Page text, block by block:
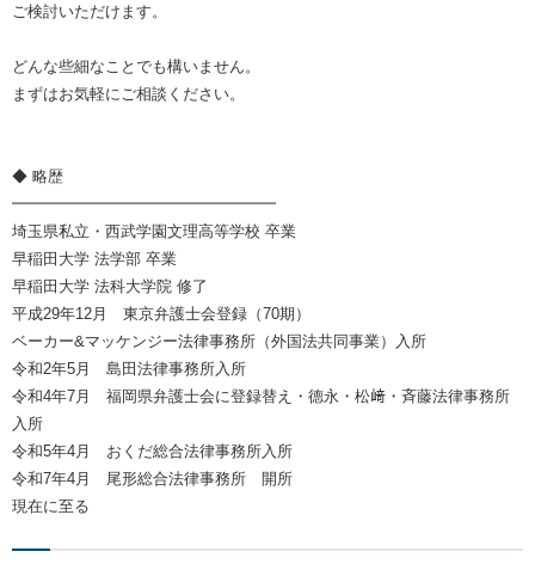
ご検討いただけます。
どんな些細なことでも構いません。
まずはお気軽にご相談ください。
◆ 略歴
━━━━━━━━━━━━━━━━━
埼玉県私立・西武学園文理高等学校 卒業
早稲田大学 法学部 卒業
早稲田大学 法科大学院 修了
平成29年12月 東京弁護士会登録（70期）
ベーカー&マッケンジー法律事務所（外国法共同事業）入所
令和2年5月 島田法律事務所入所
令和4年7月 福岡県弁護士会に登録替え・德永・松﨑・斉藤法律事務所
入所
令和5年4月 おくだ総合法律事務所入所
令和7年4月 尾形総合法律事務所 開所
現在に至る